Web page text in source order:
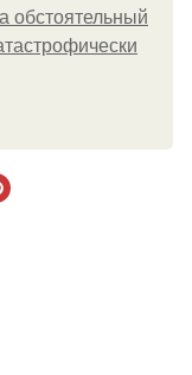
обстоятельный